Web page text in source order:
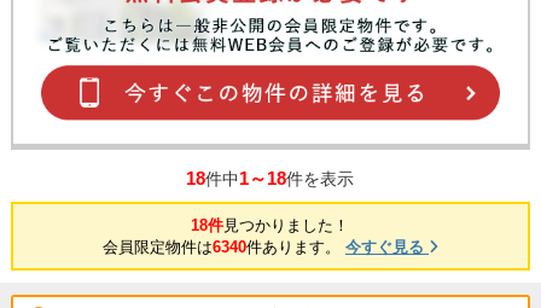
18件中1～18件を表示
18件見つかりました！
会員限定物件は6340件あります。 今すぐ見る